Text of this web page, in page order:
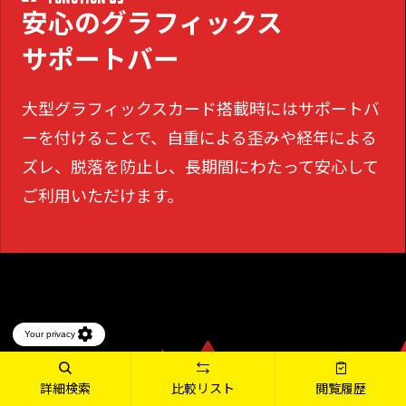
安心のグラフィックス
サポートバー
大型グラフィックスカード搭載時にはサポートバ
ーを付けることで、
自重による歪みや経年による
ズレ、脱落を防止し、長期間にわたって安心して
ご利用いただけます。
詳細検索 比較リスト 閲覧履歴